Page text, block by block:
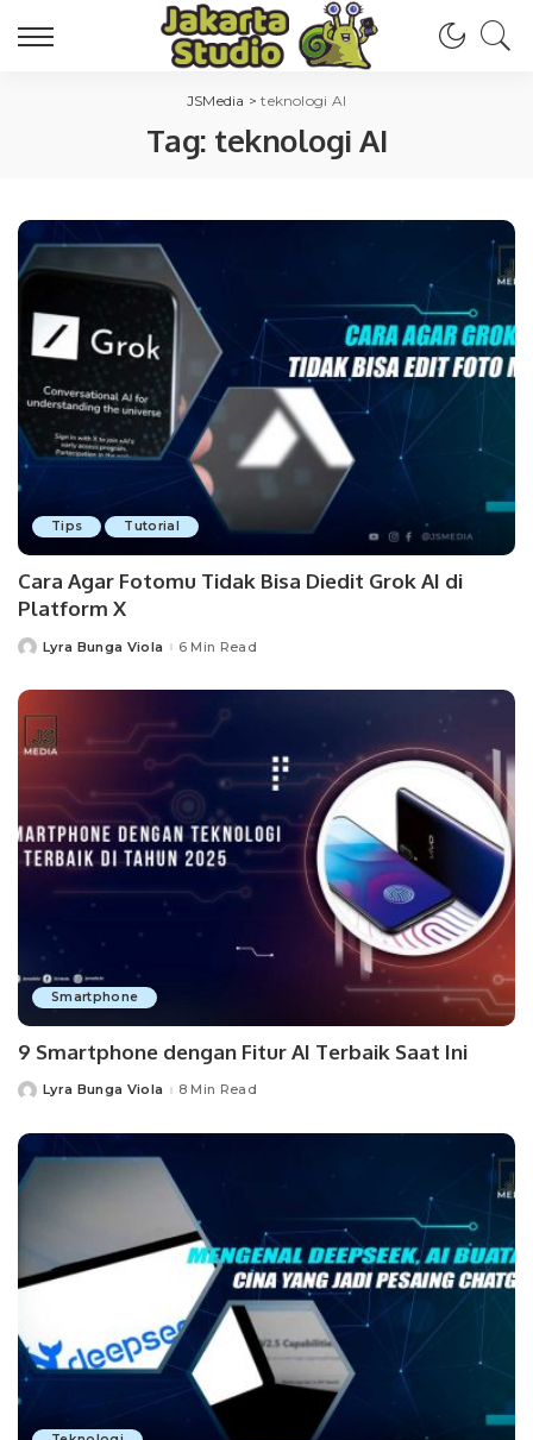
JSMedia >teknologi AI
Tag: teknologi AI
Tips Tutorial
Cara Agar Fotomu Tidak Bisa Diedit Grok AI di
Platform X
PostedLyra Bunga Viola 6 Min Read
Smartphone
9 Smartphone dengan Fitur AI Terbaik Saat Ini
PostedLyra Bunga Viola 8 Min Read